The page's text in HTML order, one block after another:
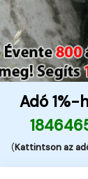
Adó 1%-
(Kattintson az